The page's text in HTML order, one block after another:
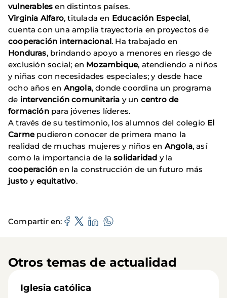
vulnerablesen distintos países.
Virginia Alfaro, titulada en Educación Especial,
cuenta con una amplia trayectoria en proyectos de
cooperación internacional. Ha trabajado en
Honduras, brindando apoyo a menores en riesgo de
exclusión social; en Mozambique, atendiendo a niños
y niñas con necesidades especiales; y desde hace
ocho años en Angola, donde coordina un programa
de intervención comunitaria y un centro de
formaciónpara jóvenes líderes.
A través de su testimonio, los alumnos del colegio El
Carmepudieron conocer de primera mano la
realidad de muchas mujeres y niños en Angola, así
como la importancia de lasolidaridad y la
cooperaciónen la construcción de un futuro más
justoy equitativo.
Compartir en
Otros temas de actualidad
Iglesia católica